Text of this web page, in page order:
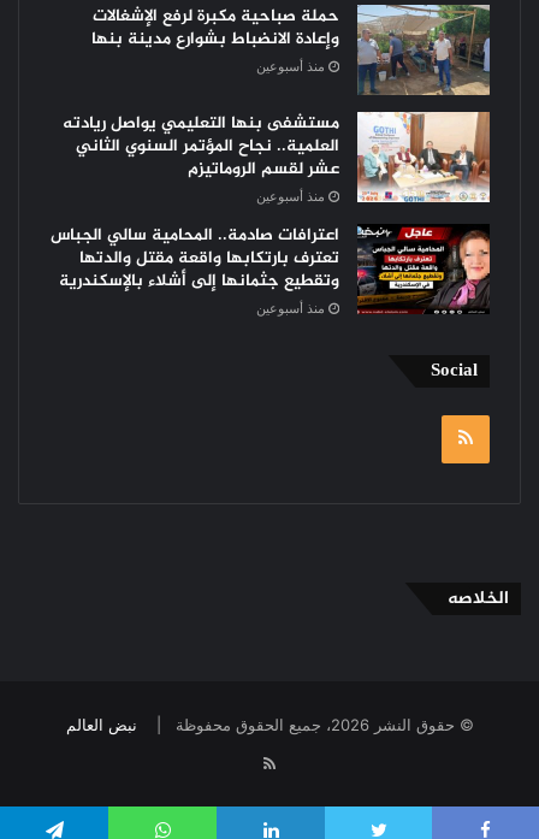
حملة صباحية مكبرة لرفع الإشغالات
وإعادة الانضباط بشوارع مدينة بنها
منذ أسبوعين
مستشفى بنها التعليمي يواصل ريادته
العلمية.. نجاح المؤتمر السنوي الثاني
عشر لقسم الروماتيزم
منذ أسبوعين
اعترافات صادمة.. المحامية سالي الجباس
تعترف بارتكابها واقعة مقتل والدتها
وتقطيع جثمانها إلى أشلاء بالإسكندرية
منذ أسبوعين
Social
RSS
الخلاصه
© حقوق النشر 2026، جميع الحقوق محفوظة |
نبض العالم
RSS